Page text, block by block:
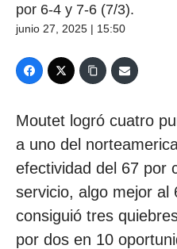
por 6-4 y 7-6 (7/3).
junio 27, 2025 | 15:50
Moutet logró cuatro
a uno del
efectividad del 67 por
servicio, algo mejor al
consiguió tres
por dos en 10